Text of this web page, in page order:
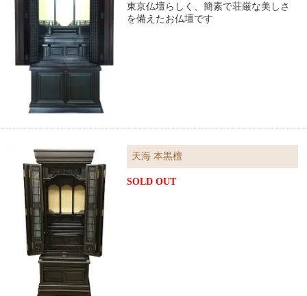
東京仏壇らしく、簡素で荘厳な美しさ
を備えたお仏壇です
天海 本黒檀
SOLD OUT